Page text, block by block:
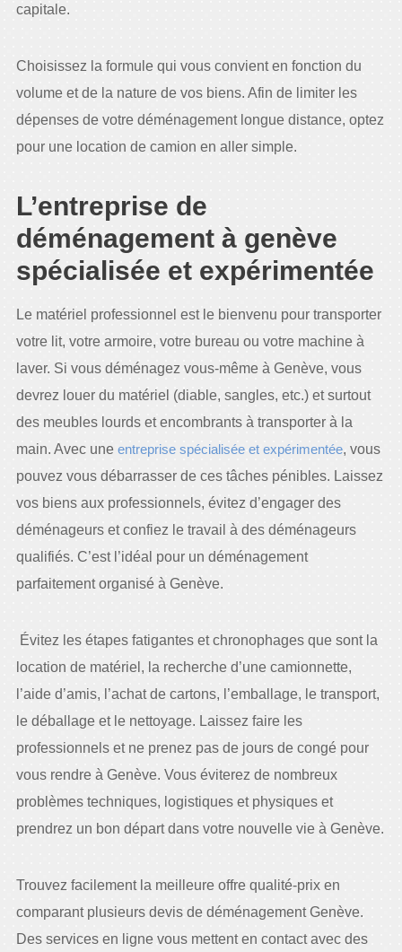
capitale.
Choisissez la formule qui vous convient en fonction du
volume et de la nature de vos biens. Afin de limiter les
dépenses de votre déménagement longue distance, optez
pour une location de camion en aller simple.
L’entreprise de
déménagement à genève
spécialisée et expérimentée
Le matériel professionnel est le bienvenu pour transporter
votre lit, votre armoire, votre bureau ou votre machine à
laver. Si vous déménagez vous-même à Genève, vous
devrez louer du matériel (diable, sangles, etc.) et surtout
des meubles lourds et encombrants à transporter à la
main. Avec une entreprise spécialisée et expérimentée, vous
pouvez vous débarrasser de ces tâches pénibles. Laissez
vos biens aux professionnels, évitez d’engager des
déménageurs et confiez le travail à des déménageurs
qualifiés. C’est l’idéal pour un déménagement
parfaitement organisé à Genève.
Évitez les étapes fatigantes et chronophages que sont la
location de matériel, la recherche d’une camionnette,
l’aide d’amis, l’achat de cartons, l’emballage, le transport,
le déballage et le nettoyage. Laissez faire les
professionnels et ne prenez pas de jours de congé pour
vous rendre à Genève. Vous éviterez de nombreux
problèmes techniques, logistiques et physiques et
prendrez un bon départ dans votre nouvelle vie à Genève.
Trouvez facilement la meilleure offre qualité-prix en
comparant plusieurs devis de déménagement Genève.
Des services en ligne vous mettent en contact avec des